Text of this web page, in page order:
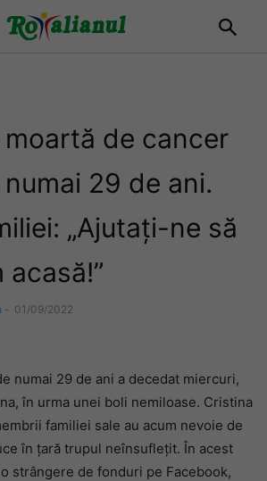
moartă de cancer
29 de ani.
„Ajutați-ne să
- 01/09/2022
numai 29 de ani a decedat miercuri,
în urma unei boli nemiloase. Cristina
familiei sale au acum nevoie de
în țară trupul neînsuflețit. În acest
strângere de fonduri pe Facebook,